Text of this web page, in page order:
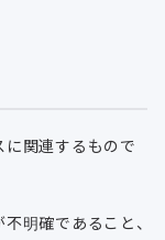
に関連するもので
明確であること、